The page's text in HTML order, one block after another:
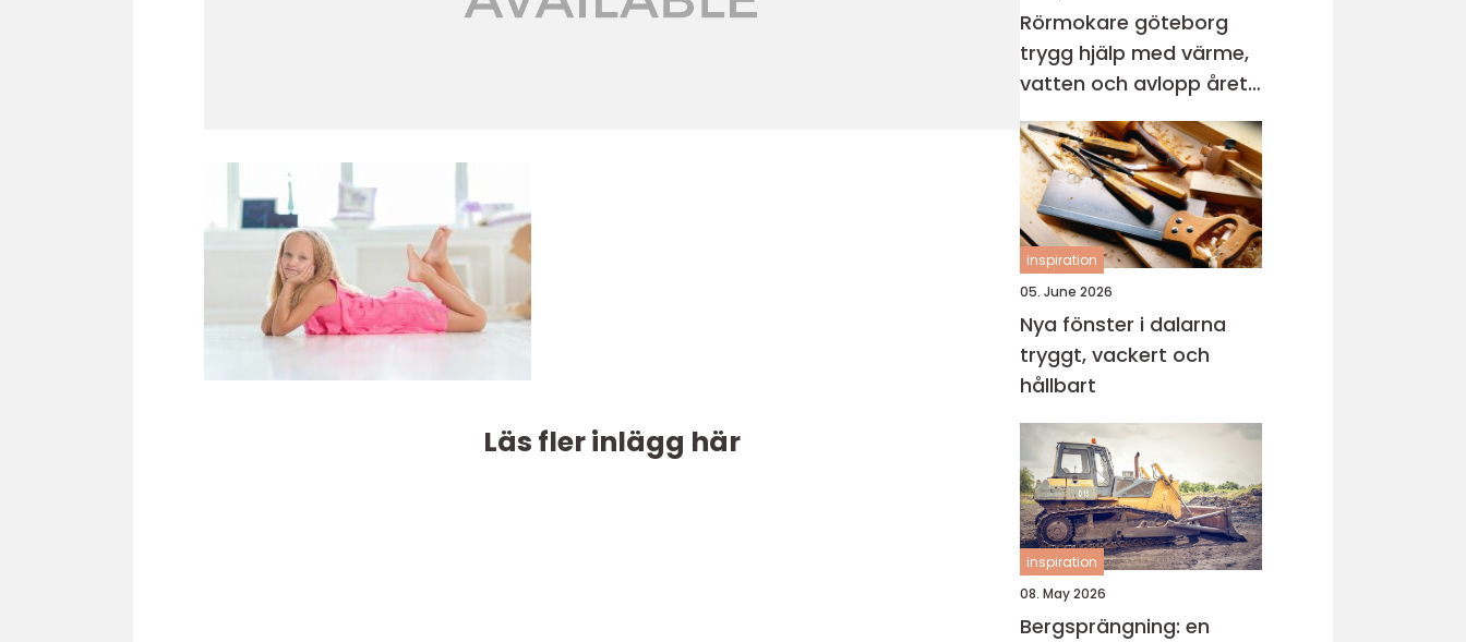
Läs fler inlägg här
Rörmokare göteborg
trygg hjälp med värme,
vatten och avlopp året
runt
inspiration
05. June 2026
Nya fönster i dalarna
tryggt, vackert och
hållbart
inspiration
08. May 2026
Bergsprängning: en